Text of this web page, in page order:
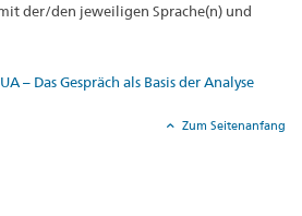
der/den jeweiligen Sprache(n) und
– Das Gespräch als Basis der Analyse
Zum Seitenanfang